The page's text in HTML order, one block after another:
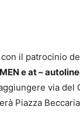
il patrocinio
e at –
via del
Piazza